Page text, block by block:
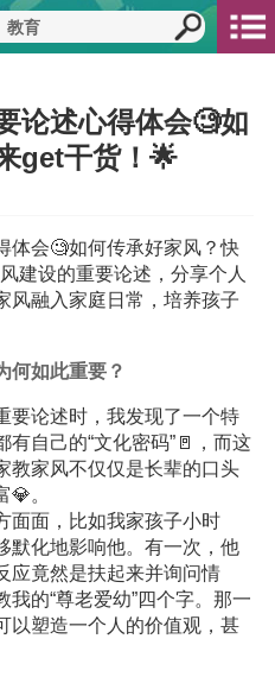
论述心得体会🧐如
get干货！🌟
体会🧐如何传承好家风？快
建设的重要论述，分享个人
风融入家庭日常，培养孩子
何如此重要？
要论述时，我发现了一个特
自己的“文化密码”🚪，而这
教家风不仅仅是长辈的口头
。
面面，比如我家孩子小时
默化地影响他。有一次，他
应竟然是扶起来并询问情
的“尊老爱幼”四个字。那一
以塑造一个人的价值观，甚